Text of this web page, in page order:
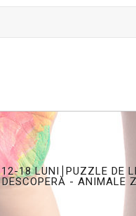
12-18 LUNI
PUZZLE DE
DESCOPERĂ - ANIMALE